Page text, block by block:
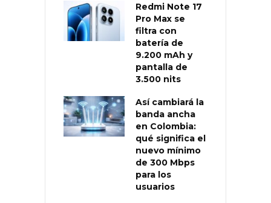
Redmi Note 17
Pro Max se
filtra con
batería de
9.200 mAh y
pantalla de
3.500 nits
Así cambiará la
banda ancha
en Colombia:
qué significa el
nuevo mínimo
de 300 Mbps
para los
usuarios